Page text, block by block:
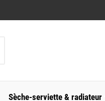
Sèche-serviette & radiateur